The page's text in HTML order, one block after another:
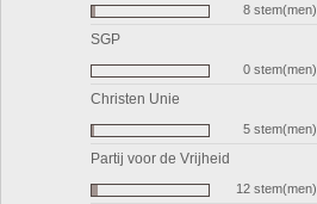
8 stem(men)
SGP
0 stem(men)
Christen Unie
5 stem(men)
Partij voor de Vrijheid
12 stem(men)